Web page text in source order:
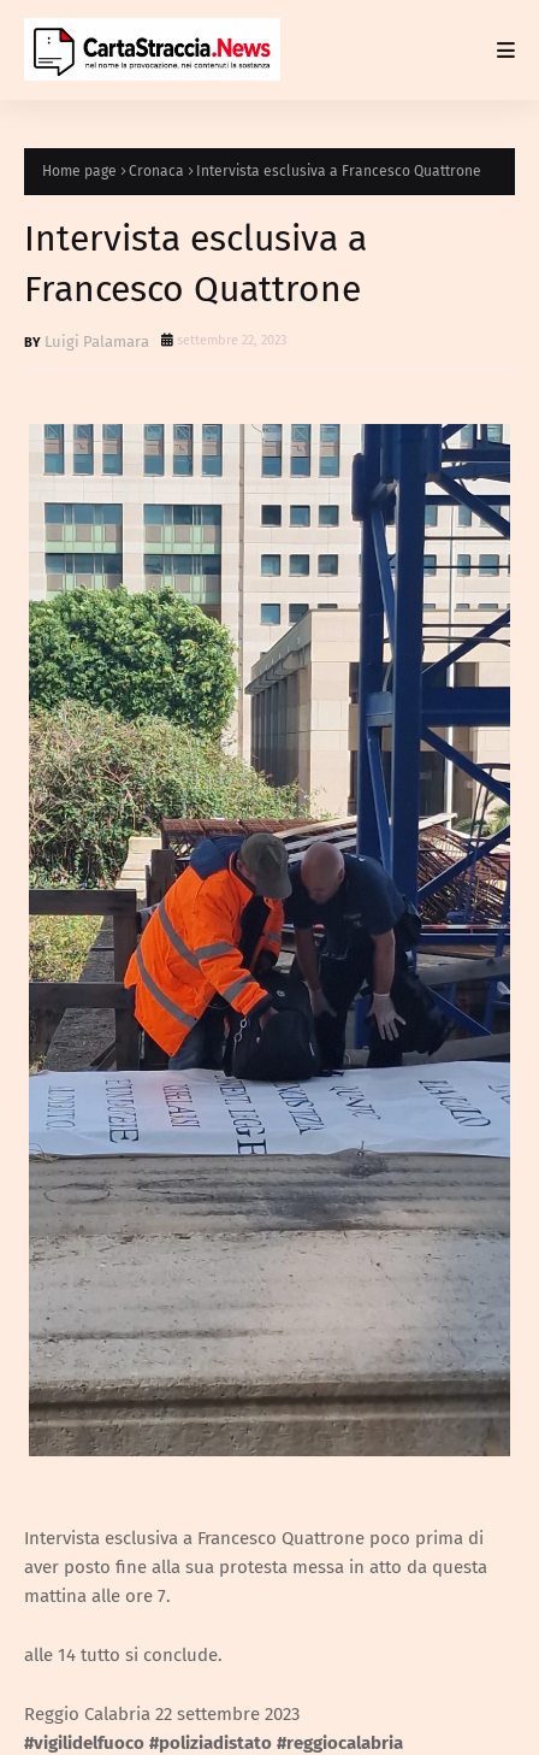
Home page Cronaca Intervista esclusiva a Francesco Quattrone
Intervista esclusiva a
Francesco Quattrone
Luigi Palamara settembre 22, 2023
Intervista esclusiva a Francesco Quattrone poco prima di
aver posto fine alla sua protesta messa in atto da questa
mattina alle ore 7.
alle 14 tutto si conclude.
Reggio Calabria 22 settembre 2023
#vigilidelfuoco #poliziadistato #reggiocalabria